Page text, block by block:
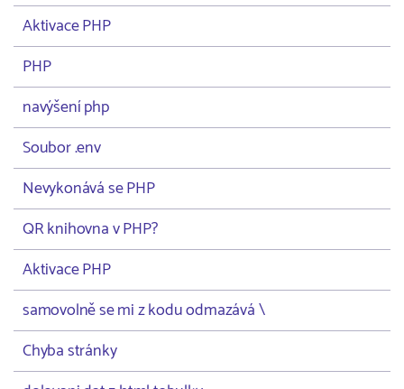
Aktivace PHP
PHP
navýšení php
Soubor .env
Nevykonává se PHP
QR knihovna v PHP?
Aktivace PHP
samovolně se mi z kodu odmazává \
Chyba stránky